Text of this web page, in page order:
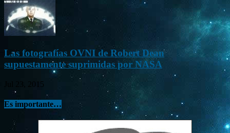
Las fotografías OVNI de Robert Dean
supuestamente suprimidas por NASA
Jul 23, 2015
Es importante…